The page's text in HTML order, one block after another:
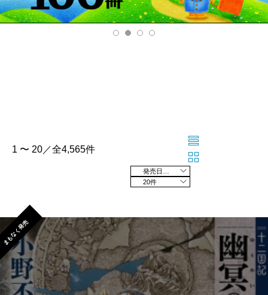
Pre
v
Ne
xt
1 〜 20／全4,565件
20件
まもなく発売